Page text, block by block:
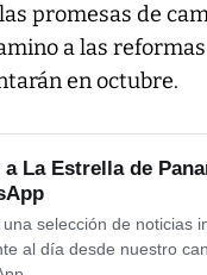
promesas de
a las
en octubre.
a La Estrella de
una selección de noticias
al día desde nuestro